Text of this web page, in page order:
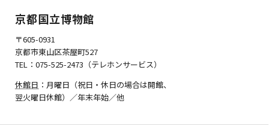
京都国立博物館
〒605-0931
京都市東山区茶屋町527
TEL：075-525-2473（テレホンサービス）
休館日 ：月曜日（祝日・休日の場合は開館、
翌火曜日休館）／年末年始／他